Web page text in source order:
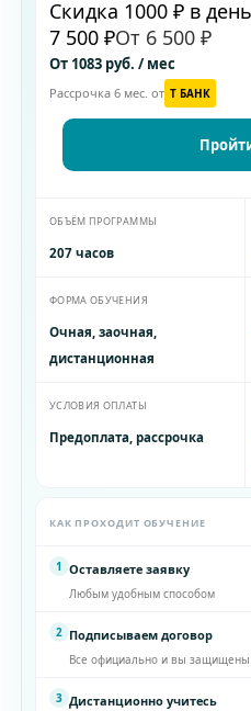
Скидка 1000 ₽ в
7 500 ₽От 6 500 ₽
От 1083 руб. / мес
Рассрочка 6 мес. от T БАНК
ОБЪЁМ ПРОГРАММЫ
207 часов
ФОРМА ОБУЧЕНИЯ
Очная, заочная,
дистанционная
УСЛОВИЯ ОПЛАТЫ
Предоплата, рассрочка
КАК ПРОХОДИТ ОБУЧЕНИЕ
1 Оставляете заявку
Любым удобным способом
2 Подписываем договор
Все официально и вы защищены
3 Дистанционно учитесь